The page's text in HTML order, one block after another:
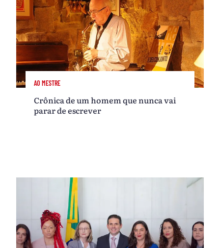
AO MESTRE
Crônica de um homem que nunca vai
parar de escrever